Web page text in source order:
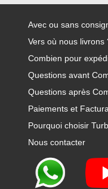
Avec ou sans
Vers où nous livrons
Combien pour
Questions avant
Questions après
Paiements et
Pourquoi choisir
Nous contacter